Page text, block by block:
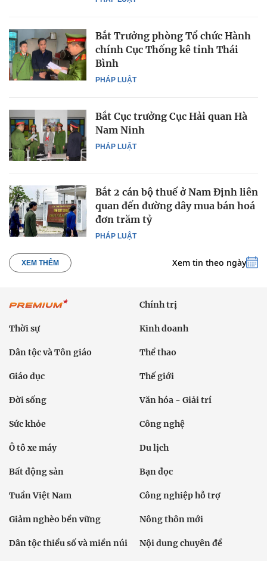
PHÁP LUẬT
Bắt Trưởng phòng Tổ chức Hành
chính Cục Thống kê tỉnh Thái
Bình
PHÁP LUẬT
Bắt Cục trưởng Cục Hải quan Hà
Nam Ninh
PHÁP LUẬT
Bắt 2 cán bộ thuế ở Nam Định liên
quan đến đường dây mua bán hoá
đơn trăm tỷ
XEM THÊM Xem tin theo ngày
Chính trị
Thời sự Kinh doanh
Dân tộc và Tôn giáo Thể thao
Giáo dục Thế giới
Đời sống Văn hóa - Giải trí
Sức khỏe Công nghệ
Ô tô xe máy Du lịch
Bất động sản Bạn đọc
Tuần Việt Nam Công nghiệp hỗ trợ
Giảm nghèo bền vững Nông thôn mới
Dân tộc thiểu số và miền núi Nội dung chuyên đề